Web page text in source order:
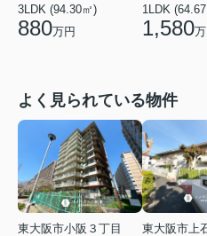
3LDK (94.30㎡)
880万円
1LDK
1,580
よく見られている物件
東大阪市小阪３丁目